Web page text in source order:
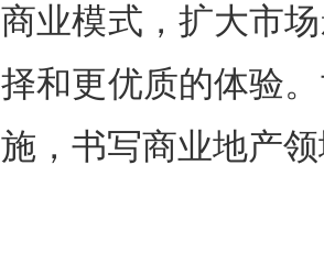
商业模式，扩大市
择和更优质的体验
施，书写商业地产